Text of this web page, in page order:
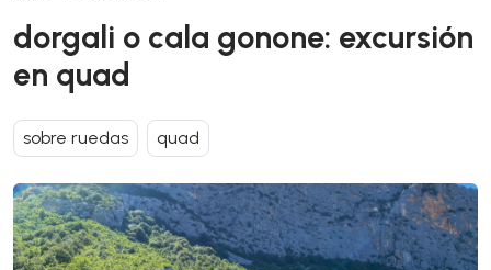
dorgali o cala gonone: excursión
en quad
sobre ruedas quad